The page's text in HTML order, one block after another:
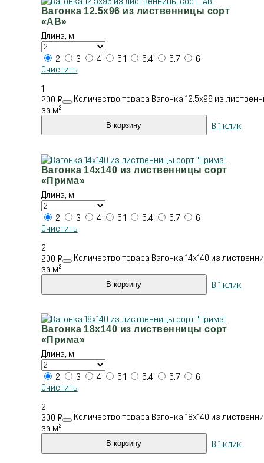
Вагонка 12.5х96 из лиственницы сорт
«АВ»
Длина, м
2 3 4 5.1 5.4 5.7
6
Очистить
1
200 ₽
за м²
Количество товара Вагонка 12.5х96 из
В корзину В 1 клик
Вагонка 14х140 из лиственницы сорт
«Прима»
Длина, м
2 3 4 5.1 5.4 5.7
6
Очистить
2
200 ₽
за м²
Количество товара Вагонка 14х140 из
В корзину В 1 клик
Вагонка 18х140 из лиственницы сорт
«Прима»
Длина, м
2 3 4 5.1 5.4 5.7
6
Очистить
2
300 ₽
за м²
Количество товара Вагонка 18х140 из
В корзину В 1 клик